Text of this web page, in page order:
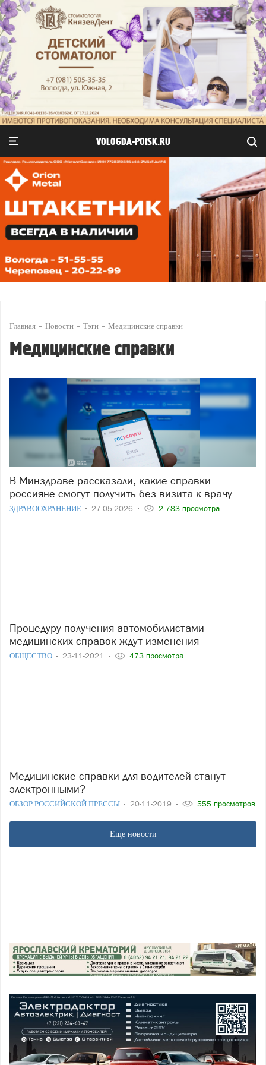
VOLOGDA-POISK.RU
Главная Новости Тэги Медицинские справки
Медицинские справки
В Минздраве рассказали, какие справки
россияне смогут получить без визита к врачу
ЗДРАВООХРАНЕНИЕ 27-05-2026 2 783 просмотра
Процедуру получения автомобилистами
медицинских справок ждут изменения
ОБЩЕСТВО 23-11-2021 473 просмотра
Медицинские справки для водителей станут
электронными?
ОБЗОР РОССИЙСКОЙ ПРЕССЫ 20-11-2019 555 просмотров
Еще новости